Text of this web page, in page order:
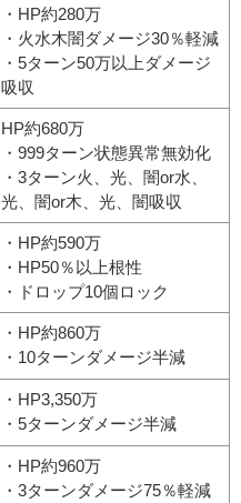
・HP約280万
・火水木闇ダメージ30％軽減
・5ターン50万以上ダメージ
吸収
HP約680万
・999ターン状態異常無効化
・3ターン火、光、闇or水、
光、闇or木、光、闇吸収
・HP約590万
・HP50％以上根性
・ドロップ10個ロック
・HP約860万
・10ターンダメージ半減
・HP3,350万
・5ターンダメージ半減
・HP約960万
・3ターンダメージ75％軽減